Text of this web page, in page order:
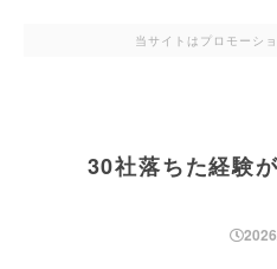
当サイトはプロモーシ
30社落ちた経験